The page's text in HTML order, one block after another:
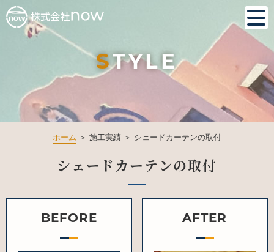
STYLE
ホーム ＞ 施工実績 ＞ シェードカーテンの取付
シェードカーテンの取付
BEFORE AFTER